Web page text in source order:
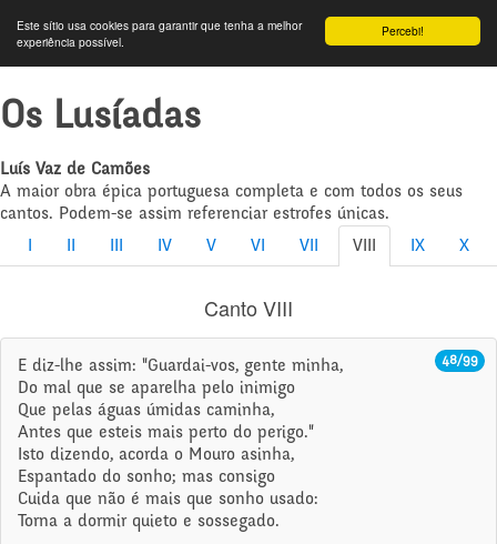
Percebi!
Este sítio usa cookies para garantir que tenha a melhor
experiência possível.
Os Lusíadas
Luís Vaz de Camões
A maior obra épica portuguesa completa e com todos os seus
cantos. Podem-se assim referenciar estrofes únicas.
IV V VI VII VIII IX X
Canto VIII
48/99
E diz-lhe assim: "Guardai-vos, gente minha,
Do mal que se aparelha pelo inimigo
Que pelas águas úmidas caminha,
Antes que esteis mais perto do perigo."
Isto dizendo, acorda o Mouro asinha,
Espantado do sonho; mas consigo
Cuida que não é mais que sonho usado:
Torna a dormir quieto e sossegado.